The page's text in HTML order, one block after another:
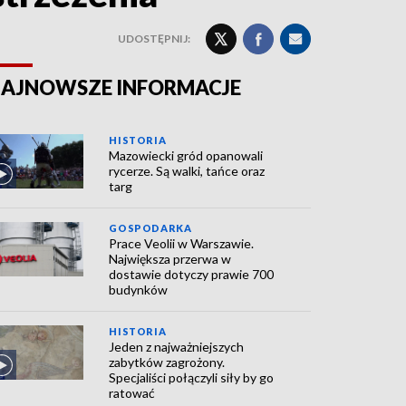
UDOSTĘPNIJ:
INFORMACJE
HISTORIA
Mazowiecki gród opanowali
rycerze. Są walki, tańce oraz
targ
GOSPODARKA
Prace Veolii w Warszawie.
Największa przerwa w
dostawie dotyczy prawie 700
budynków
HISTORIA
Jeden z najważniejszych
zabytków zagrożony.
Specjaliści połączyli siły by go
ratować